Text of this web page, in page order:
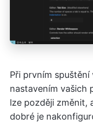
Při prvním
nastavením vašich
lze později změnit,
dobré je